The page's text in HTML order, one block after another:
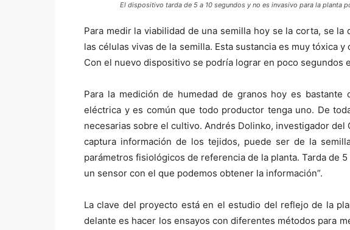
El dispositivo tarda de 5 a 10 segundos y no es invasivo para la planta
Para medir la viabilidad de una semilla hoy se la corta, se
las células vivas de la semilla. Esta sustancia es muy tóxica
Con el nuevo dispositivo se podría lograr en poco segundos
Para la medición de humedad de granos hoy es
eléctrica y es común que todo productor tenga uno. De
necesarias sobre el cultivo. Andrés Dolinko, investigador del
captura información de los tejidos, puede ser de la
parámetros fisiológicos de referencia de la planta. Tarda de
un sensor con el que podemos obtener la información”.
La clave del proyecto está en el estudio del reflejo de la
delante es hacer los ensayos con diferentes métodos para